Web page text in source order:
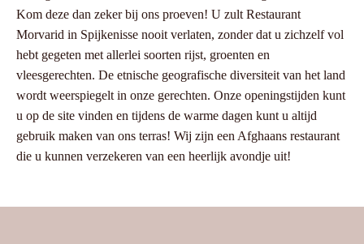
Kom deze dan zeker bij ons proeven! U zult Restaurant
Morvarid in Spijkenisse nooit verlaten, zonder dat u zichzelf vol
hebt gegeten met allerlei soorten rijst, groenten en
vleesgerechten. De etnische geografische diversiteit van het land
wordt weerspiegelt in onze gerechten. Onze openingstijden kunt
u op de site vinden en tijdens de warme dagen kunt u altijd
gebruik maken van ons terras! Wij zijn een Afghaans restaurant
die u kunnen verzekeren van een heerlijk avondje uit!